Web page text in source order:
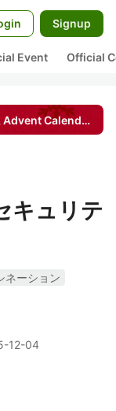
Signup
Event Official
Advent Calendar
キュリテ
ネーション
12-04